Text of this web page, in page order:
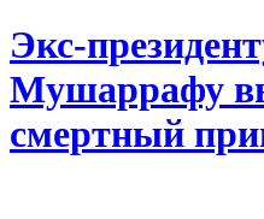
Экс-
Мушаррафу
смертный